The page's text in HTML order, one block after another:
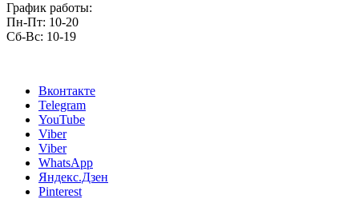
График работы:
Пн-Пт: 10-20
Сб-Вс: 10-19
Вконтакте
Telegram
YouTube
Viber
Viber
WhatsApp
Яндекс.Дзен
Pinterest